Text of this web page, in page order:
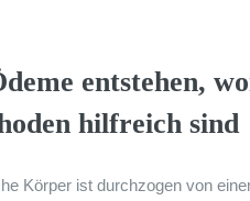
entstehen,
hilfreich sind
Körper ist durchzogen von